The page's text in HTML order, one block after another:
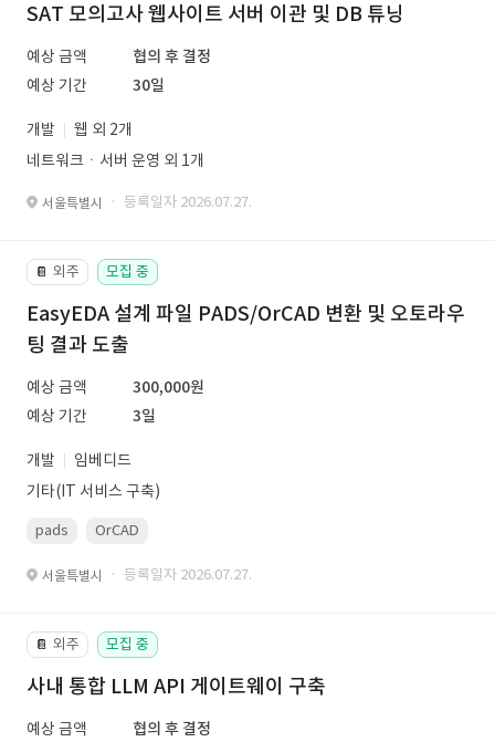
SAT 모의고사 웹사이트 서버 이관 및 DB 튜닝
예상 금액
협의 후 결정
예상 기간
30일
개발
웹 외 2개
네트워크ㆍ서버 운영 외 1개
서울특별시 · 등록일자 2026.07.27.
📔 외주 모집 중
EasyEDA 설계 파일 PADS/OrCAD 변환 및 오토라우
팅 결과 도출
예상 금액
300,000원
예상 기간
3일
개발
임베디드
기타(IT 서비스 구축)
pads OrCAD
서울특별시 · 등록일자 2026.07.27.
📔 외주 모집 중
사내 통합 LLM API 게이트웨이 구축
예상 금액
협의 후 결정